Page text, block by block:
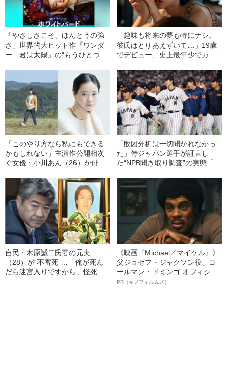
「やさしさこそ、ほんとうの強
さ」世界的大ヒット作『ワンダ
ー 君は太陽』の“もうひとつの
「趣味も将来の夢も特にナシ。
彼氏はとりあえずいて…」19歳
でデビュー、史上最年少でカン
る“ふつうの女の子”像
「このやり方なら私にもできる
かもしれない」主演作公開相次
ぐ女優・小川あん（26）が俳優
「敗因分析は一切聞かれなかっ
た」侍ジャパン選手が証言し
た“NPB聞き取り調査”の実態「選
自民・木原誠二氏妻の元夫
（28）が“不審死”…「俺が死ん
だら迷宮入りですから」怪死現
《映画『Michael／マイケル』》
父ジョセフ・ジャクソン役、コ
ールマン・ドミンゴ オフィシャ
ルインタビュー“観客を魅了した
PR（キノフィルムズ）